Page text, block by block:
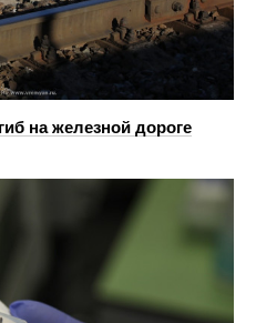
на железной дороге